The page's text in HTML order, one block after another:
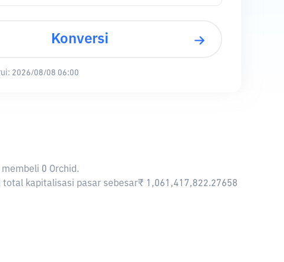
Konversi
2026/08/08 06:00
0 Orchid.
kapitalisasi pasar sebesar₹ 1,061,417,822.27658